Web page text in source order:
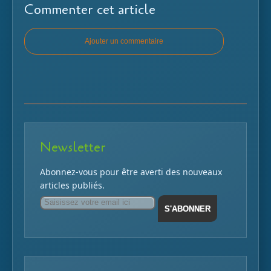
Commenter cet article
Ajouter un commentaire
Newsletter
Abonnez-vous pour être averti des nouveaux
articles publiés.
Email